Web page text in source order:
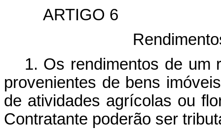
ARTIGO 6
1. Os rendimentos de um
provenientes de bens
de atividades agrícolas ou
Contratante poderão ser